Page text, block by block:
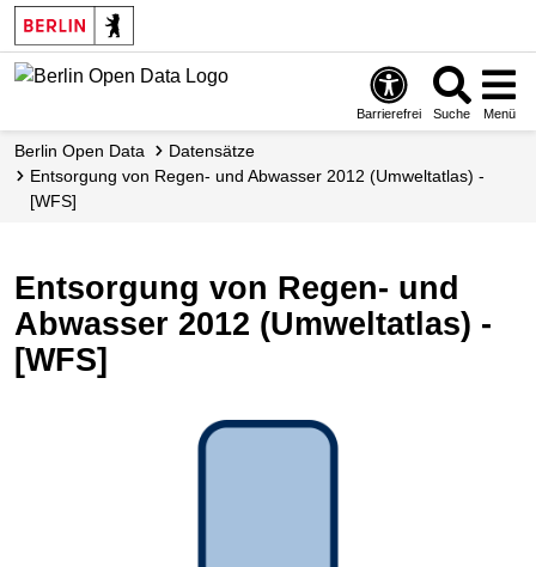
Skip
to
main
Barrierefrei Suche Menü
Berlin Open Data
Datensätze
Entsorgung von Regen- und Abwasser 2012 (Umweltatlas) -
[WFS]
Entsorgung von Regen- und
Abwasser 2012 (Umweltatlas) -
[WFS]